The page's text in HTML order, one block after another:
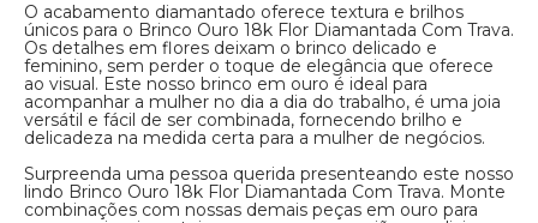
O acabamento diamantado oferece textura e brilhos
únicos para o Brinco Ouro 18k Flor Diamantada Com Trava.
Os detalhes em flores deixam o brinco delicado e
feminino, sem perder o toque de elegância que oferece
ao visual. Este nosso brinco em ouro é ideal para
acompanhar a mulher no dia a dia do trabalho, é uma joia
versátil e fácil de ser combinada, fornecendo brilho e
delicadeza na medida certa para a mulher de negócios.
Surpreenda uma pessoa querida presenteando este nosso
lindo Brinco Ouro 18k Flor Diamantada Com Trava. Monte
combinações com nossas demais peças em ouro para